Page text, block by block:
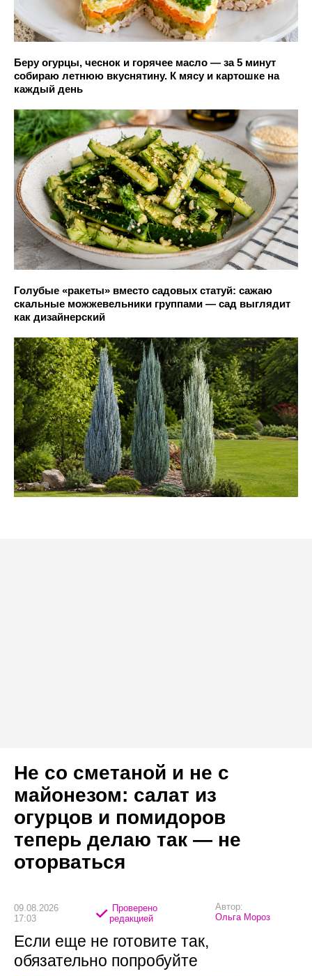
Беру огурцы, чеснок и горячее масло — за 5 минут
собираю летнюю вкуснятину. К мясу и картошке на
каждый день
Голубые «ракеты» вместо садовых статуй: сажаю
скальные можжевельники группами — сад выглядит
как дизайнерский
Не со сметаной и не с
майонезом: салат из
огурцов и помидоров
теперь делаю так — не
оторваться
09.08.2026
17:03
Проверено
редакцией
Автор:
Ольга Мороз
Если еще не готовите так,
обязательно попробуйте